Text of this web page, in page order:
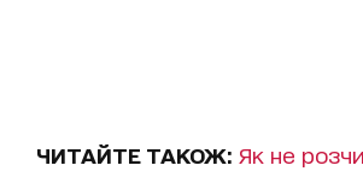
ЧИТАЙТЕ ТАКОЖ: Як не